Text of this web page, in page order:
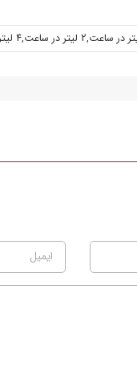
,2 ليتر در ساعت ,4 ليتر در ساعت